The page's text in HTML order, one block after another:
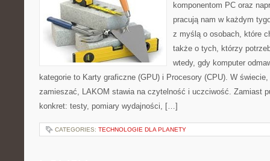
komponentom PC oraz
pracują nam w każdym
z myślą o osobach, które
także o tych, którzy
wtedy, gdy komputer
kategorie to Karty graficzne (GPU) i Procesory (CPU). W
zamieszać, LAKOM stawia na czytelność i uczciwość. Zamiast
konkret: testy, pomiary wydajności, […]
CATEGORIES: TECHNOLOGIE DLA PLANETY